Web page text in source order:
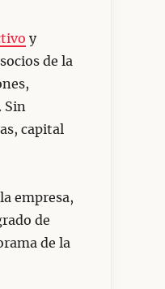
y
de la
Sin
capital
empresa,
de
de la